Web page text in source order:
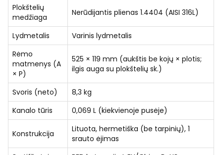
Plokštelių
medžiaga
Nerūdijantis plienas 1.4404 (AISI 316L)
Lydmetalis
Varinis lydmetalis
Rėmo
matmenys (A
× P)
525 × 119 mm (aukštis be kojų × plotis;
ilgis auga su plokštelių sk.)
Svoris (neto)
8,3 kg
Kanalo tūris
0,069 L (kiekvienoje pusėje)
Konstrukcija
Lituota, hermetiška (be tarpinių), 1
srauto ėjimas